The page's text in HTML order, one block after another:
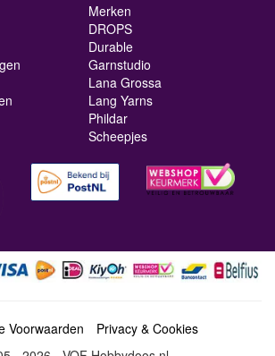
Merken
DROPS
Durable
Garnstudio
Lana Grossa
Lang Yarns
Phildar
Scheepjes
Voorwaarden
Privacy & Cookies